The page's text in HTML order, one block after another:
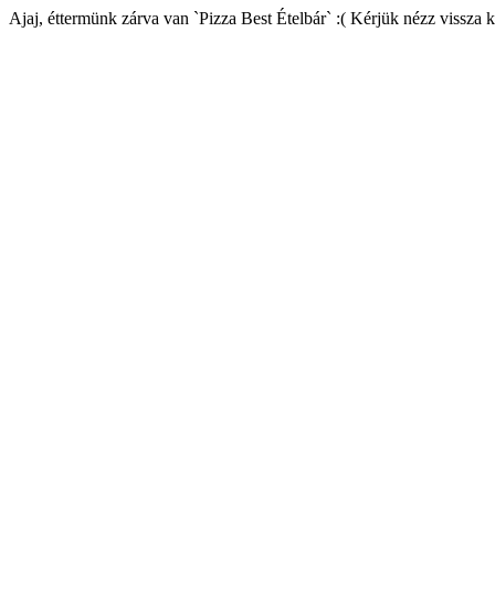
Ajaj, éttermünk zárva van `Pizza Best Ételbár` :( Kérjük nézz vissza